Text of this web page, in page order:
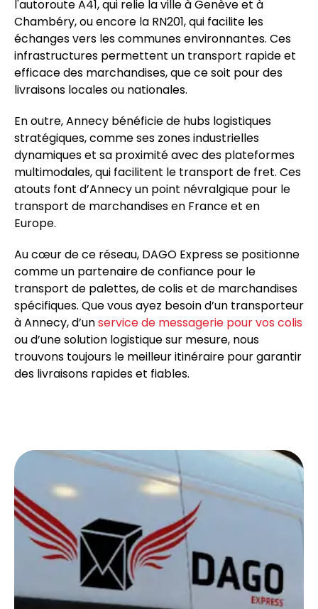
l'autoroute A41, qui relie la ville à Genève et à
Chambéry, ou encore la RN201, qui facilite les
échanges vers les communes environnantes. Ces
infrastructures permettent un transport rapide et
efficace des marchandises, que ce soit pour des
livraisons locales ou nationales.
En outre, Annecy bénéficie de hubs logistiques
stratégiques, comme ses zones industrielles
dynamiques et sa proximité avec des plateformes
multimodales, qui facilitent le transport de fret. Ces
atouts font d’Annecy un point névralgique pour le
transport de marchandises en France et en
Europe.
Au cœur de ce réseau, DAGO Express se positionne
comme un partenaire de confiance pour le
transport de palettes, de colis et de marchandises
spécifiques. Que vous ayez besoin d’un transporteur
à Annecy, d’unservice de messagerie pour vos colis
ou d’une solution logistique sur mesure, nous
trouvons toujours le meilleur itinéraire pour garantir
des livraisons rapides et fiables.